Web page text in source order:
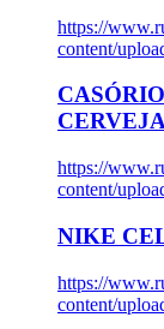
https://
content/
https://
content/
NIKE
https://
content/